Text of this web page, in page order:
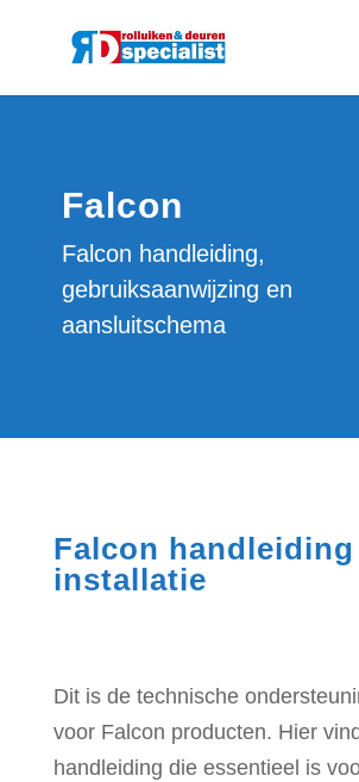
Falcon
Falcon handleiding,
gebruiksaanwijzing en
aansluitschema
Falcon handleiding
installatie
Dit is de technische
voor Falcon producten. Hier
handleiding die essentieel is